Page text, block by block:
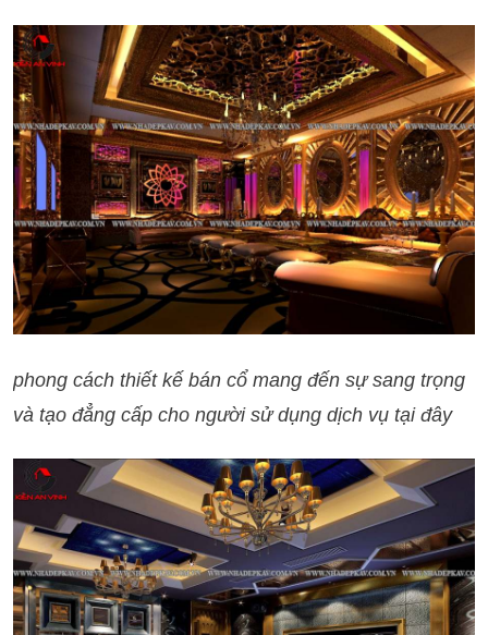
phong cách thiết kế bán cổ mang đến sự sang trọng
và tạo đẳng cấp cho người sử dụng dịch vụ tại đây